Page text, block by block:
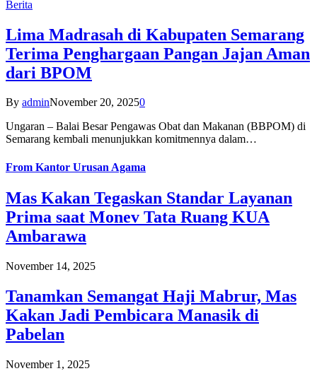
Berita
Lima Madrasah di Kabupaten Semarang
Terima Penghargaan Pangan Jajan Aman
dari BPOM
By adminNovember 20, 20250
Ungaran – Balai Besar Pengawas Obat dan Makanan (BBPOM) di
Semarang kembali menunjukkan komitmennya dalam…
From Kantor Urusan Agama
Mas Kakan Tegaskan Standar Layanan
Prima saat Monev Tata Ruang KUA
Ambarawa
November 14, 2025
Tanamkan Semangat Haji Mabrur, Mas
Kakan Jadi Pembicara Manasik di
Pabelan
November 1, 2025